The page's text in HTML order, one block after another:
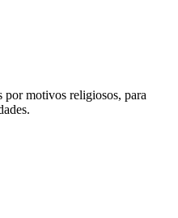
por motivos religiosos, para